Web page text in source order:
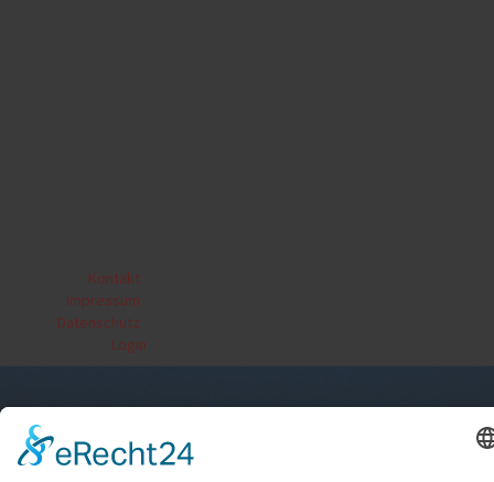
Kontakt
Impressum
Datenschutz
Login